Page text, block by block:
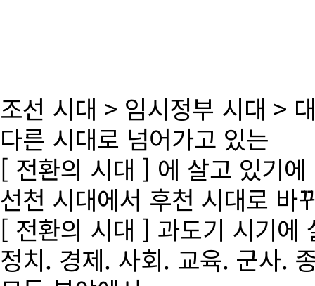
조선 시대 > 임시정부 시대 >
다른 시대로 넘어가고 있는
[ 전환의 시대 ] 에 살고 있기에
선천 시대에서 후천 시대로 바
[ 전환의 시대 ] 과도기 시기에
정치. 경제. 사회. 교육. 군사.